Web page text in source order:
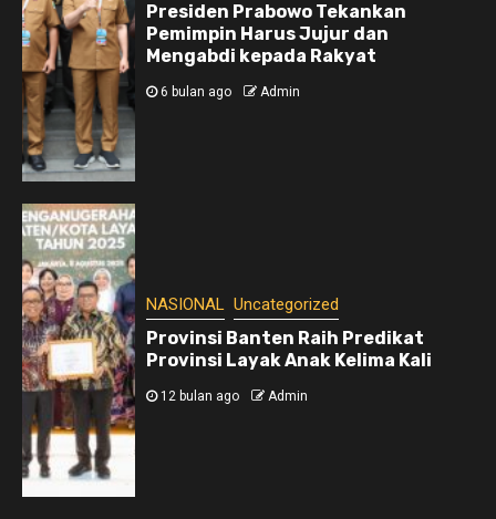
Presiden Prabowo Tekankan
Pemimpin Harus Jujur dan
Mengabdi kepada Rakyat
6 bulan ago Admin
NASIONAL Uncategorized
Provinsi Banten Raih Predikat
Provinsi Layak Anak Kelima Kali
12 bulan ago Admin